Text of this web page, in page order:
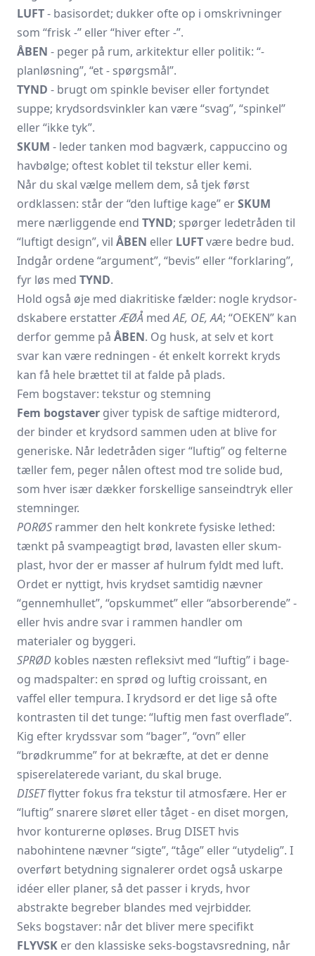
LUFT- basisordet; dukker ofte op i omskrivninger
som “frisk -” eller “hiver efter-”.
ÅBEN - peger på rum, arkitektur eller politik: “-
planløsning”, “et- spørgsmål”.
TYND - brugt om spinkle beviser eller fortyndet
suppe; krydsordsvinkler kan være “svag”, “spinkel”
eller “ikke tyk”.
SKUM - leder tanken mod bagværk, cappuccino og
havbølge; oftest koblet til tekstur eller kemi.
Når du skal vælge mellem dem, så tjek først
ordklassen: står der “den luftige kage” erSKUM
mere nærliggende end TYND; spørger ledetråden til
“luftigt design”, vil ÅBEN eller LUFTvære bedre bud.
Indgår ordene “argument”, “bevis” eller “forklaring”,
fyr løs med TYND.
Hold også øje med diakritiske fælder: nogle krydsor­
d­skabere erstatterÆØÅ medAE, OE, AA; “OEKEN” kan
derfor gemme på ÅBEN. Og husk, at selv et kort
svar kan være redningen - ét enkelt korrekt kryds
kan få hele brættet til at falde på plads.
Fem bogstaver: tekstur og stemning
Fem bogstaver giver typisk de saftige midter­ord,
der binder et krydsord sammen uden at blive for
generiske. Når ledetråden ­siger “luftig” og felterne
tæller fem, peger nålen oftest mod tre solide bud,
som hver især dækker forskellige sanse­indtryk eller
stemninger.
PORØS rammer den helt konkrete fysiske lethed:
tænkt på svampeagtigt brød, lava­sten eller skum­
plast, hvor der er masser af hulrum fyldt med luft.
Ordet er nyttigt, hvis krydset samtidig nævner
“gennemhullet”, “opskum­met” eller “absorberende” -
eller hvis andre svar i rammen handler om
materialer og byggeri.
SPRØD kobles næsten refleksivt med “luftig” i bage-
og mad­spalter: en sprød og luftig croissant, en
vaffel eller tempura. I krydsord er det lige så ofte
kontrasten til det tunge: “luftig men fast overflade”.
Kig efter krydssvar som “bager”, “ovn” eller
“brødkrumme” for at bekræfte, at det er denne
spise­relaterede variant, du skal bruge.
DISETflytter fokus fra tekstur til atmosfære. Her er
“luftig” snarere sløret eller tåget - en diset morgen,
hvor konturerne opløses. Brug DISET hvis
nabohintene nævner “sigte”, “tåge” eller “u­tydelig”. I
overført betydning signalerer ordet også uskarpe
idéer eller planer, så det passer i kryds, hvor
abstrakte begreber blandes med vejrbidder.
Seks bogstaver: når det bliver mere specifikt
FLYVSK er den klassiske seks-bogstavsredning, når